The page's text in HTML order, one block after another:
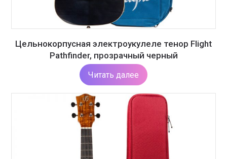
Цельнокорпусная электроукулеле тенор Flight
Pathfinder, прозрачный черный
Читать далее